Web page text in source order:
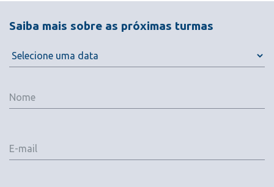
Saiba mais sobre as próximas turmas